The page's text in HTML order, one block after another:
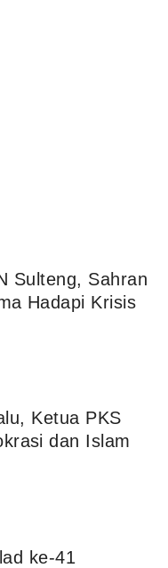
Sulteng, Sahran
Hadapi Krisis
Ketua PKS
dan Islam
ke-41